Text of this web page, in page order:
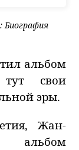
Биография
альбом
тут свои
эры.
Жан-